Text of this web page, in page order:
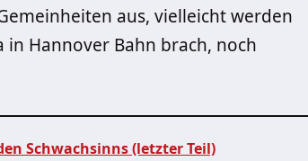
aus, vielleicht werden
in Hannover Bahn brach, noch
Schwachsinns (letzter Teil)